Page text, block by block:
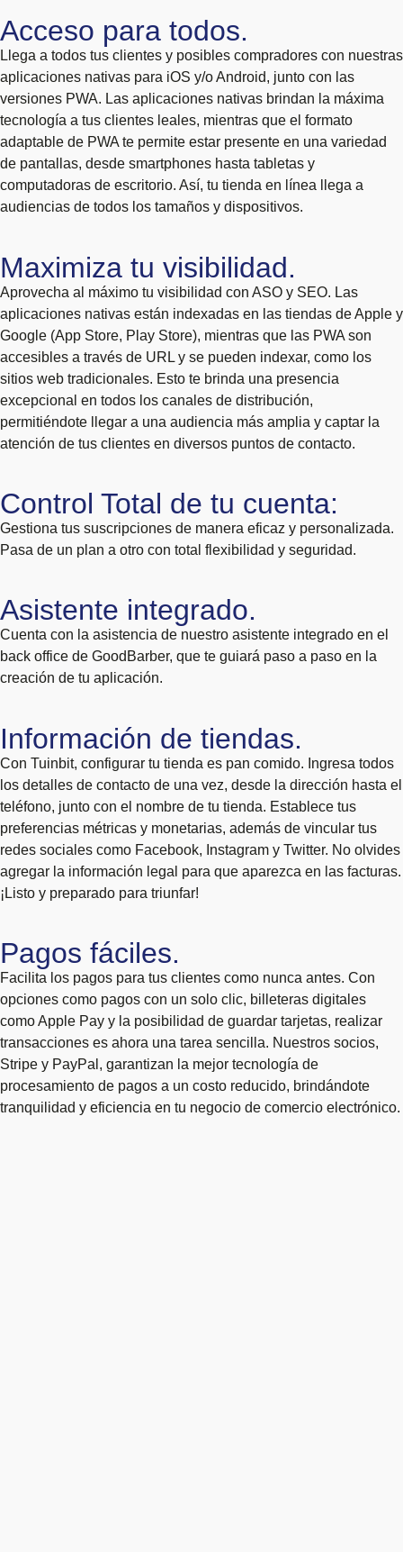
Acceso para todos.
Llega a todos tus clientes y posibles compradores con nuestras
aplicaciones nativas para iOS y/o Android, junto con las
versiones PWA. Las aplicaciones nativas brindan la máxima
tecnología a tus clientes leales, mientras que el formato
adaptable de PWA te permite estar presente en una variedad
de pantallas, desde smartphones hasta tabletas y
computadoras de escritorio. Así, tu tienda en línea llega a
audiencias de todos los tamaños y dispositivos.
Maximiza tu visibilidad.
Aprovecha al máximo tu visibilidad con ASO y SEO. Las
aplicaciones nativas están indexadas en las tiendas de Apple y
Google (App Store, Play Store), mientras que las PWA son
accesibles a través de URL y se pueden indexar, como los
sitios web tradicionales. Esto te brinda una presencia
excepcional en todos los canales de distribución,
permitiéndote llegar a una audiencia más amplia y captar la
atención de tus clientes en diversos puntos de contacto.
Control Total de tu cuenta:
Gestiona tus suscripciones de manera eficaz y personalizada.
Pasa de un plan a otro con total flexibilidad y seguridad.
Asistente integrado.
Cuenta con la asistencia de nuestro asistente integrado en el
back office de GoodBarber, que te guiará paso a paso en la
creación de tu aplicación.
Información de tiendas.
Con Tuinbit, configurar tu tienda es pan comido. Ingresa todos
los detalles de contacto de una vez, desde la dirección hasta el
teléfono, junto con el nombre de tu tienda. Establece tus
preferencias métricas y monetarias, además de vincular tus
redes sociales como Facebook, Instagram y Twitter. No olvides
agregar la información legal para que aparezca en las facturas.
¡Listo y preparado para triunfar!
Pagos fáciles.
Facilita los pagos para tus clientes como nunca antes. Con
opciones como pagos con un solo clic, billeteras digitales
como Apple Pay y la posibilidad de guardar tarjetas, realizar
transacciones es ahora una tarea sencilla. Nuestros socios,
Stripe y PayPal, garantizan la mejor tecnología de
procesamiento de pagos a un costo reducido, brindándote
tranquilidad y eficiencia en tu negocio de comercio electrónico.